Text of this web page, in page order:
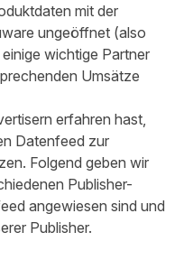
mit der
ungeöffnet (also
wichtige Partner
Umsätze
erfahren hast,
Datenfeed zur
Folgend geben wir
Publisher-
angewiesen sind und
Publisher.